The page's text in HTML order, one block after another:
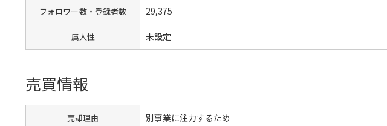
フォロワー数・登録者数 29,375
属人性 未設定
売買情報
売却理由 別事業に注力するため